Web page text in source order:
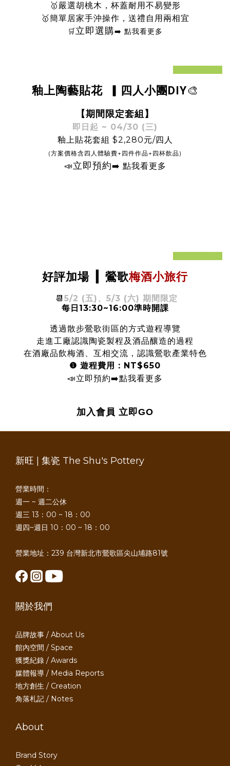
🥇嚴選胡桃木，杯蓋耐用不易變形
🥇簡單居家手沖操作，送禮自用兩相宜
🛒立即選購➡️ 點我看更多
釉上陶藝貼花 ▎四人小團DIY🎨
【期間限定套組 】
即日起 ~ 04/30 (三)
釉上貼花套組 $2,280元/四人
(方案價格含四人體驗費+四件作品+四杯飲品)
📣立即預約➡️ 點我看更多
好評加場 鶯歌梅酒小旅行
📆 5/2 (五)、5/3 (六) 期間限定
每日13:30~16:00準時開課
透過散步鶯歌街區的方式遊程導覽
走進工廠認識陶瓷製程及酒品釀造的過程
在酒廠品飲梅酒、互相交流，認識鶯歌產業特色
❶ 遊程費用：NT$650
📣立即預約➡️點我看更多
加入會員 立即GO
新旺 | 集瓷 The Shu's Pottery
營業時間：
週一 ~ 週二公休
週三 13：00 ~ 18：00
週四~週日 10：00 ~ 18：00
營業地址：239 台灣新北市鶯歌區尖山埔路81號
關於我們
品牌故事 / About Us
館內空間 / Space
獲獎紀錄 / Awards
媒體報導 / Media Reports
地方創生 / Creation
角落札記 / Notes
About
Brand Story